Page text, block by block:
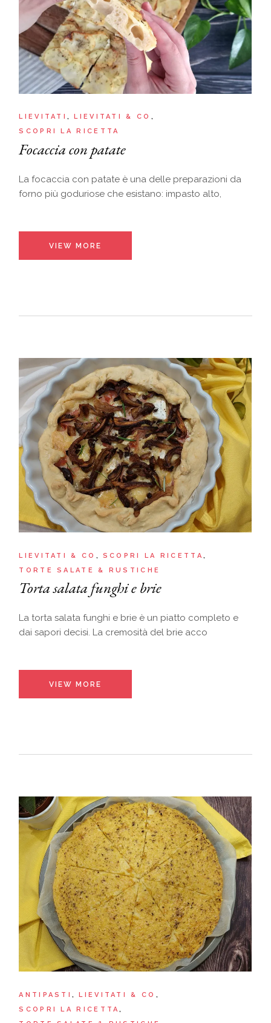
LIEVITATI
LIEVITATI & CO
SCOPRI LA RICETTA
Focaccia con patate
La focaccia con patate è una delle preparazioni da
forno più goduriose che esistano: impasto alto,
VIEW MORE
LIEVITATI & CO
SCOPRI LA RICETTA
TORTE SALATE & RUSTICHE
Torta salata funghi e brie
La torta salata funghi e brie è un piatto completo e
dai sapori decisi. La cremosità del brie acco
VIEW MORE
ANTIPASTI
LIEVITATI & CO
SCOPRI LA RICETTA